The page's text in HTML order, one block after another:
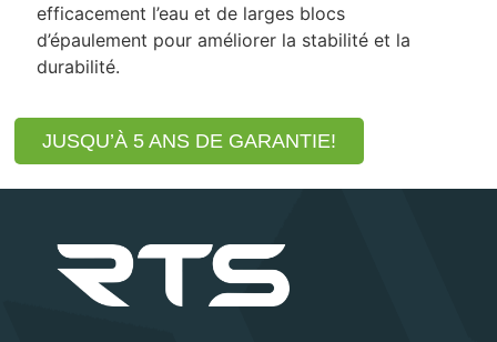
efficacement l’eau et de larges blocs
d’épaulement pour améliorer la stabilité et la
durabilité.
JUSQU’À 5 ANS DE GARANTIE!